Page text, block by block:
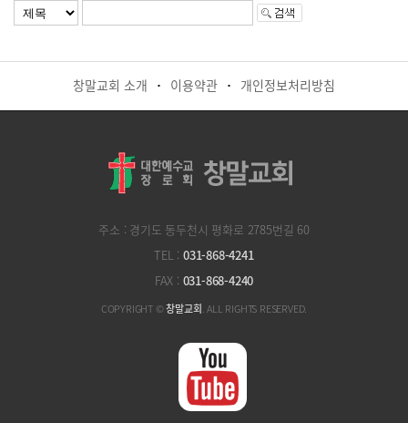
창말교회 소개 · 이용약관 · 개인정보처리방침
주소 : 경기도 동두천시 평화로 2785번길 60
TEL :031-868-4241
FAX : 031-868-4240
COPYRIGHT ©창말교회. ALL RIGHTS RESERVED.